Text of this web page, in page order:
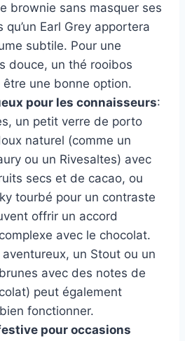
brownie sans masquer ses
Earl Grey apportera
subtile. Pour une
douce, un thé rooibos
une bonne option.
pour les connaisseurs:
un petit verre de porto
naturel (comme un
ou un Rivesaltes) avec
secs et de cacao, ou
tourbé pour un contraste
offrir un accord
avec le chocolat.
un Stout ou un
avec des notes de
peut également
fonctionner.
pour occasions